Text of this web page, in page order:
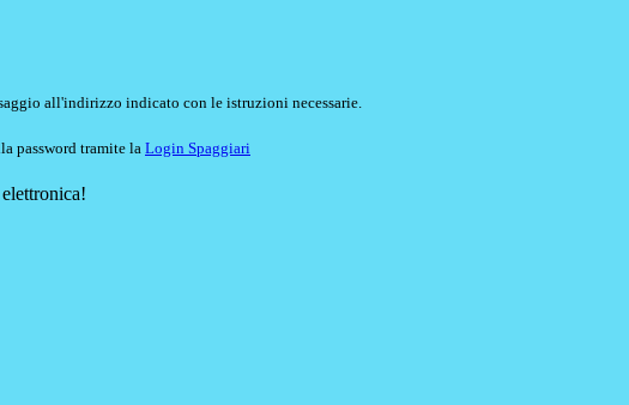
all'indirizzo indicato con le istruzioni necessarie.
password tramite la Login Spaggiari